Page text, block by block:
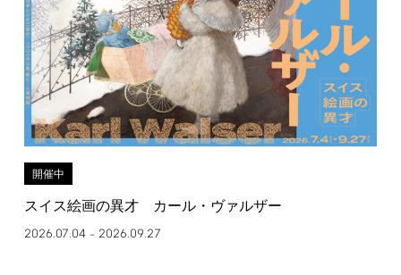
開催中
スイス絵画の異才 カール・ヴァルザー
2026.07.04– 2026.09.27